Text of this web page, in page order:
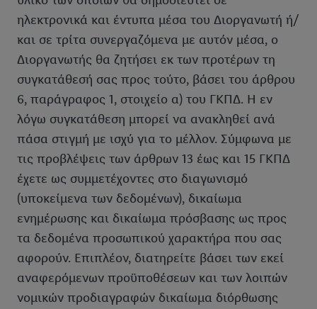
ηλεκτρονικά και έντυπα μέσα του Διοργανωτή ή/
και σε τρίτα συνεργαζόμενα με αυτόν μέσα, ο
Διοργανωτής θα ζητήσει εκ των προτέρων τη
συγκατάθεσή σας προς τούτο, βάσει του άρθρου
6, παράγραφος 1, στοιχείο α) του ΓΚΠΔ. Η εν
λόγω συγκατάθεση μπορεί να ανακληθεί ανά
πάσα στιγμή με ισχύ για το μέλλον. Σύμφωνα με
τις προβλέψεις των άρθρων 13 έως και 15 ΓΚΠΔ
έχετε ως συμμετέχοντες στο διαγωνισμό
(υποκείμενα των δεδομένων), δικαίωμα
ενημέρωσης και δικαίωμα πρόσβασης ως προς
τα δεδομένα προσωπικού χαρακτήρα που σας
αφορούν. Επιπλέον, διατηρείτε βάσει των εκεί
αναφερόμενων προϋποθέσεων και των λοιπών
νομικών προδιαγραφών δικαίωμα διόρθωσης